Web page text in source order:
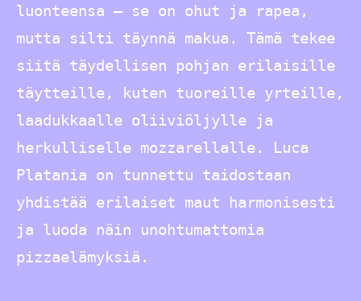
luonteensa – se on ohut ja rapea,
mutta silti täynnä makua. Tämä tekee
siitä täydellisen pohjan erilaisille
täytteille, kuten tuoreille yrteille,
laadukkaalle oliiviöljylle ja
herkulliselle mozzarellalle. Luca
Platania on tunnettu taidostaan
yhdistää erilaiset maut harmonisesti
ja luoda näin unohtumattomia
pizzaelämyksiä.